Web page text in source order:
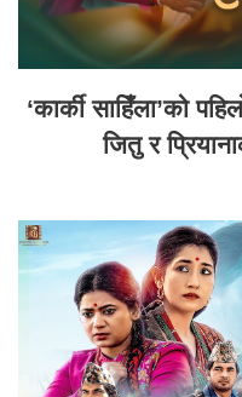
‘कार्की साहिँला’को
जितु र